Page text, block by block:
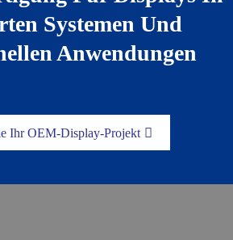
Systemen Und
Anwendungen
Ihr OEM-Display-Projekt